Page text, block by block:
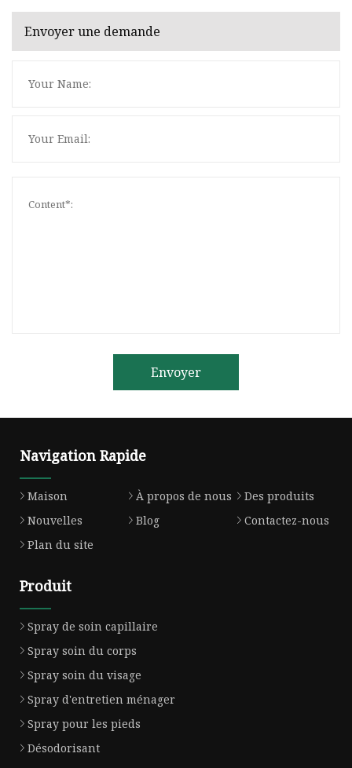
Envoyer une demande
Envoyer
Navigation Rapide
Maison À propos de nous
Des produits
Nouvelles
Blog
Contactez-nous
Plan du site
Produit
Spray de soin capillaire
Spray soin du corps
Spray soin du visage
Spray d'entretien ménager
Spray pour les pieds
Désodorisant